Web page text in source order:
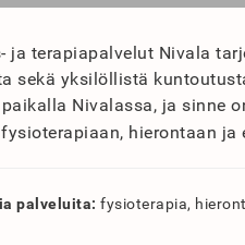
ja terapiapalvelut Nivala
sekä yksilöllistä
Nivalassa, ja sinne
hierontaan ja
palveluita: fysioterapia,